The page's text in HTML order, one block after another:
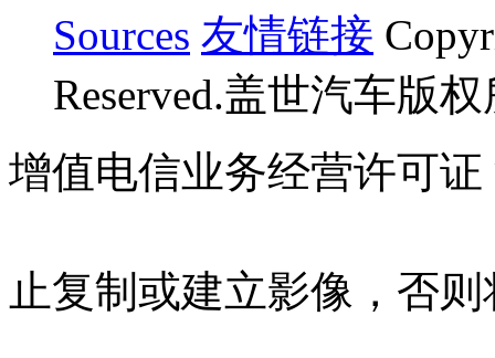
Sources 友情链接
Reserved.盖世汽车版
增值电信业务经营许可证
止复制或建立影像，否